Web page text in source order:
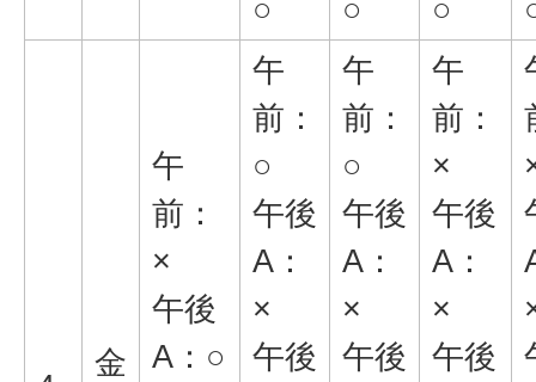
○
○
○
金
午
前：
×
午後
A：○
午
前：
○
午後
A：
×
午後
午
前：
○
午後
A：
×
午後
午
前：
×
午後
A：
×
午後